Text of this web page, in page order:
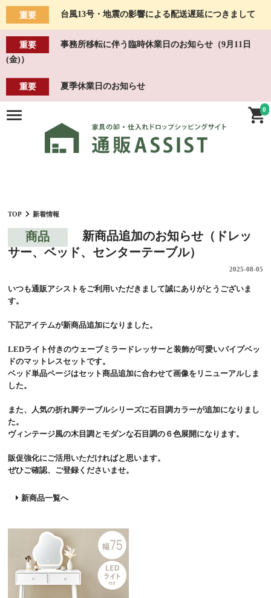
重要 台風13号・地震の影響による配送遅延につきまして
重要
事務所移転に伴う臨時休業日のお知らせ（9月11日
(金)）
重要 夏季休業日のお知らせ
0
TOP 新着情報
商品
新商品追加のお知らせ（ドレッ
サー、ベッド、センターテーブル）
2025-08-05
いつも通販アシストをご利用いただきまして誠にありがとうございま
す。
下記アイテムが新商品追加になりました。
LEDライト付きのウェーブミラードレッサーと装飾が可愛いパイプベッ
ドのマットレスセットです。
ベッド単品ページはセット商品追加に合わせて画像をリニューアルしま
した。
また、人気の折れ脚テーブルシリーズに石目調カラーが追加になりまし
た。
ヴィンテージ風の木目調とモダンな石目調の６色展開になります。
販促強化にご活用いただければと思います。
ぜひご確認、ご登録くださいませ。
新商品一覧へ